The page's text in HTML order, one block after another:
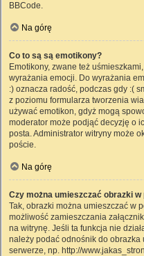
BBCode.
Na górę
Co to są są emotikony?
Emotikony, zwane też
wyrażania emocji. Do wyrażania
:) oznacza radość, podczas gdy :(
z poziomu formularza tworzenia
używać emotikon, gdyż mogą
moderator może podjąć decyzję o
posta. Administrator witryny może
poście.
Na górę
Czy można umieszczać obrazki w
Tak, obrazki można umieszczać w
możliwość zamieszczania
na witrynę. Jeśli ta funkcja nie
należy podać odnośnik do
serwerze, np. http://